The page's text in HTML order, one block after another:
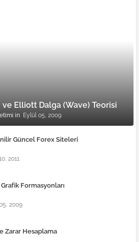
Elliott Dalga (Wave) Teorisi
Eylül 05, 2009
Güncel Forex Siteleri
2011
Formasyonları
2009
Zarar Hesaplama